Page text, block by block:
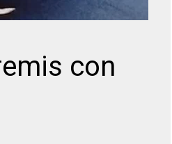
con